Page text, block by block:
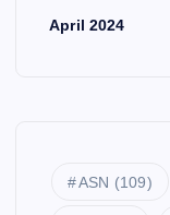
April 2024
ASN (109)